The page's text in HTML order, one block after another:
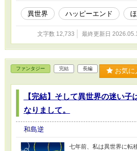
異世界 ハッピーエンド
文字数 12,733 最終更新日
ファンタジー 完結 長編 お気に
【完結】そして異世界の迷い子
なりまして。
和島逆
七年前、私は異世界に転